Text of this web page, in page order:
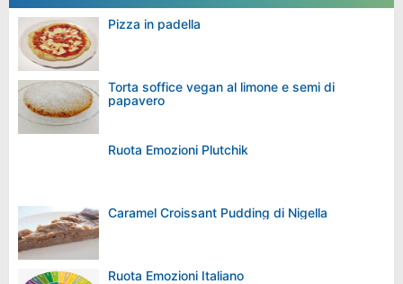
Pizza in padella
Torta soffice vegan al limone e semi di
papavero
Ruota Emozioni Plutchik
Caramel Croissant Pudding di Nigella
Ruota Emozioni Italiano